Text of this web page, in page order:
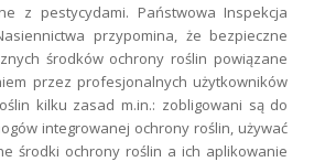
z pestycydami. Państwowa Inspekcja
przypomina, że bezpieczne
środków ochrony roślin powiązane
przez profesjonalnych użytkowników
kilku zasad m.in.: zobligowani są do
integrowanej ochrony roślin, używać
środki ochrony roślin a ich aplikowanie